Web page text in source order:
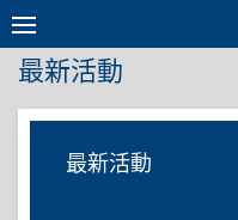
Skip
to
content
最新活動
最新活動